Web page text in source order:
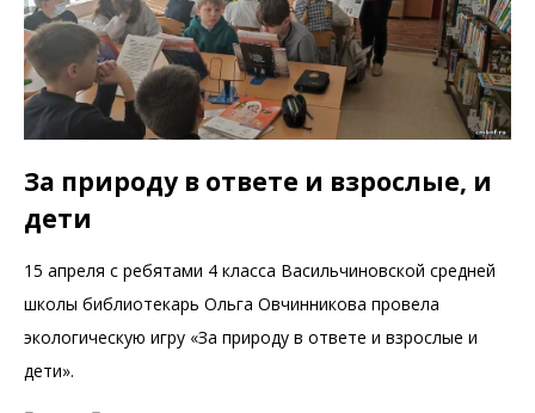
За природу в ответе и взрослые, и
дети
15 апреля с ребятами 4 класса Васильчиновской средней
школы библиотекарь Ольга Овчинникова провела
экологическую игру «За природу в ответе и взрослые и
дети».